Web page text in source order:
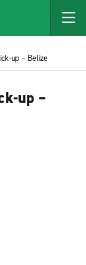
up – Belize
up –